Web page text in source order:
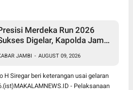
Merdeka Run 2026
Digelar, Kapolda Jambi
Masyarakat
JAMBI - AUGUST 09, 2026
H Siregar beri keterangan usai gelaran
- Pelaksanaan